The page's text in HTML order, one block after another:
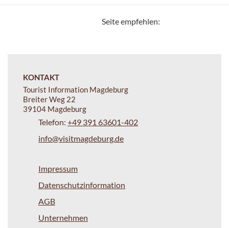
Seite empfehlen:
KONTAKT
Tourist Information Magdeburg
Breiter Weg 22
39104 Magdeburg
Telefon: +49 391 63601-402
info@visitmagdeburg.de
Impressum
Datenschutzinformation
AGB
Unternehmen